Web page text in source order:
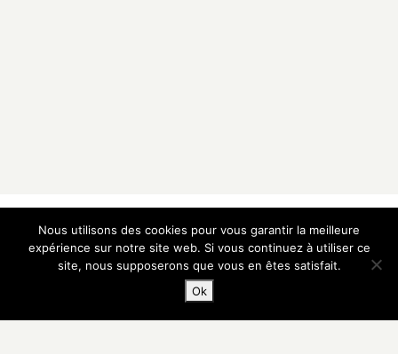
Galerie Vazieux
16 rue de Provence
75009 Paris — France
Nous utilisons des cookies pour vous garantir la meilleure
expérience sur notre site web. Si vous continuez à utiliser ce
site, nous supposerons que vous en êtes satisfait.
Ok